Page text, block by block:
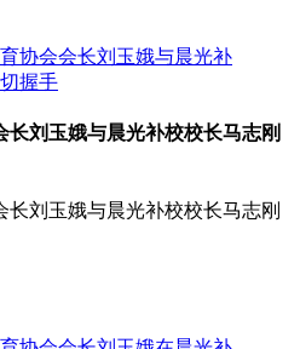
长刘玉娥与晨光补校校长马志刚
刘玉娥与晨光补校校长马志刚